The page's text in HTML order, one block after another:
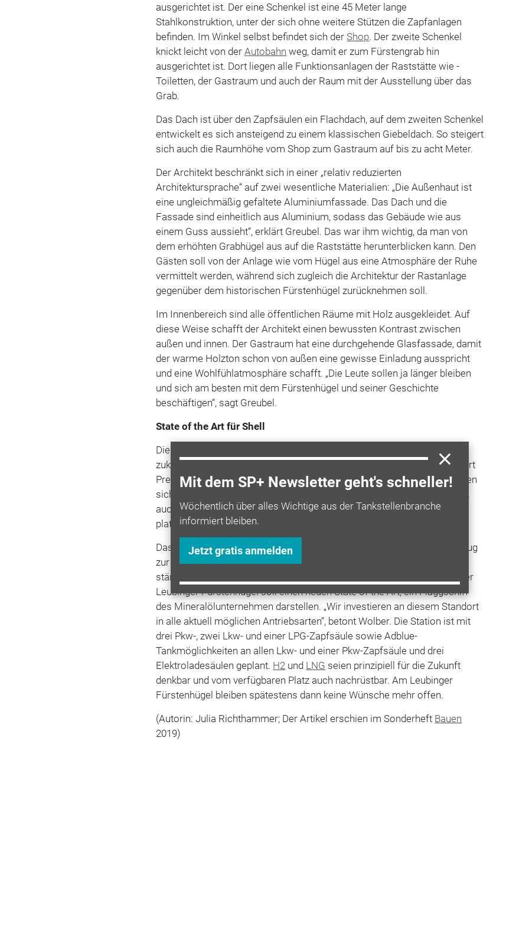
Mit dem SP+ Newsletter geht's schneller!
Wöchentlich über alles Wichtige aus der Tankstellenbranche
informiert bleiben.
Jetzt gratis anmelden
ausgerichtet ist. Der eine Schenkel ist eine 45 Meter lange
Stahlkonstruktion, unter der sich ohne weitere Stützen die Zapfanlagen
befinden. Im Winkel selbst befindet sich der Shop. Der zweite Schenkel
knickt leicht von derAutobahn weg, damit er zum Fürstengrab hin
ausgerichtet ist. Dort liegen alle Funktionsanlagen der Raststätte wie ­
Toiletten, der Gastraum und auch der Raum mit der Ausstellung über das
Grab.
Das Dach ist über ­­den Zapfsäulen ein Flachdach, auf dem zweiten Schenkel
entwickelt es sich ­ansteigend zu einem klassischen Giebeldach. So steigert
sich auch die Raumhöhe vom Shop zum Gastraum auf bis zu acht Meter.
Der Architekt beschränkt sich in ­einer „relativ reduzierten
Architektursprache“ auf zwei wesentliche Materialien: „Die ­Außenhaut ist
eine ungleichmäßig gefaltete Aluminiumfassade. Das Dach und die
Fassade sind einheitlich aus Aluminium, sodass das Gebäude wie aus
einem Guss aussieht“, erklärt Greubel. Das war ihm wichtig, da man von
dem erhöhten Grabhügel aus auf die Raststätte herunterblicken kann. Den
Gästen soll von der Anlage wie vom Hügel aus eine Atmosphäre der Ruhe
vermittelt werden, während sich zugleich die Architektur der Rastanlage
gegenüber dem historischen Fürstenhügel zurücknehmen soll.
Im Innenbereich sind alle öffentlichen Räume mit Holz ausgekleidet. Auf
diese Weise schafft der Architekt einen ­bewussten Kontrast zwischen
außen und innen. Der Gastraum hat eine durchgehende Glasfassade, damit
der warme Holzton schon von außen eine gewisse Einladung ausspricht
und eine Wohlfühlatmosphäre schafft. „Die Leute sollen ja länger bleiben
und sich am besten mit dem Fürstenhügel und ­seiner Geschichte
beschäftigen“, sagt Greubel.
State of the Art für Shell
Die unternehmerische Zielsetzung von Shell für dieses Projekt ist, einen
zukunftsweisenden Beitrag zur Mobilitäts- und Baukultur zu leisten, erklärt
Pressesprecherin Cornelia Wolber. „Die Reisenden und Rastenden können
sich versorgen, erholen und sogar, aufgrund der Spezifik des Standortes,
auch etwas über die Region und deren Geschichte lernen und durch die
platzierten Stelen des Zeitreiseweges erleben.“
Das Konzept soll den regionalen Ansatz vertiefen und einen starken Bezug
zur Geschichte herstellen. „Damit sollte die Verbindung Region und Bau
stärker als an anderen Standorten ausgeprägt sein“, vermutet Wolber. Der
Leubinger Fürstenhügel soll einen neuen State of the Art, ein Flaggschiff
des Mineralölunternehmen dar­stellen. „Wir investieren an diesem Standort
in alle aktuell möglichen Antriebsarten“, betont Wolber. Die ­Station ist mit
drei Pkw-, zwei Lkw- und einer LPG-Zapfsäule sowie Adblue-
Tankmöglichkeiten an allen Lkw- und einer Pkw-Zapfsäule und drei
Elektroladesäulen geplant. H2 und LNG seien prinzipiell für die ­Zukunft
denkbar und vom verfügbaren Platz auch nachrüstbar. Am Leubinger
Fürstenhügel bleiben spätestens dann keine Wünsche mehr ­offen.
(Autorin: Julia Richthammer; Der Artikel erschien im Sonderheft Bauen
2019)